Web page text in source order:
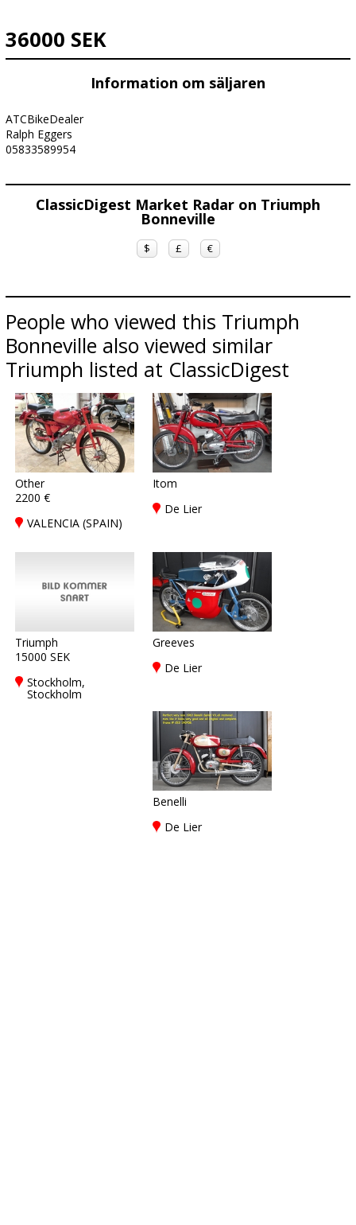
36000 SEK
Information om säljaren
ATCBikeDealer
Ralph Eggers
05833589954
ClassicDigest Market Radar on Triumph
Bonneville
$ £ €
People who viewed this Triumph
Bonneville also viewed similar
Triumph listed at ClassicDigest
Other
2200 €
VALENCIA (SPAIN)
Itom
De Lier
Triumph
15000 SEK
Stockholm,
Stockholm
Greeves
De Lier
Benelli
De Lier